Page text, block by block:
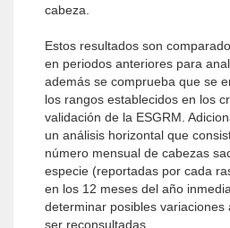
cabeza.
Estos resultados son
en periodos anteriores para
además se comprueba que se
los rangos establecidos en los
validación de la ESGRM.
un análisis horizontal que
número mensual de cabezas
especie (reportadas por cada
en los 12 meses del año
determinar posibles variaciones
ser reconsultadas.